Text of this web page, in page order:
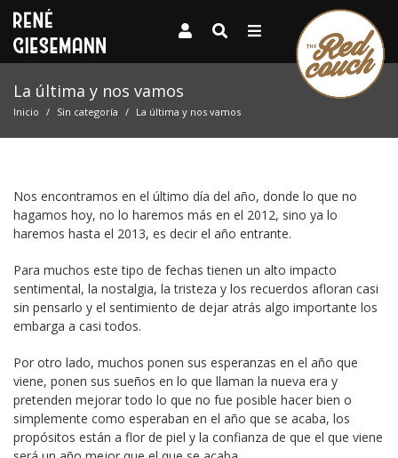
La última y nos vamos
Inicio Sin categoría La última y nos vamos
Nos encontramos en el último día del año, donde lo que no
hagamos hoy, no lo haremos más en el 2012, sino ya lo
haremos hasta el 2013, es decir el año entrante.
Para muchos este tipo de fechas tienen un alto impacto
sentimental, la nostalgia, la tristeza y los recuerdos afloran casi
sin pensarlo y el sentimiento de dejar atrás algo importante los
embarga a casi todos.
Por otro lado, muchos ponen sus esperanzas en el año que
viene, ponen sus sueños en lo que llaman la nueva era y
pretenden mejorar todo lo que no fue posible hacer bien o
simplemente como esperaban en el año que se acaba, los
propósitos están a flor de piel y la confianza de que el que viene